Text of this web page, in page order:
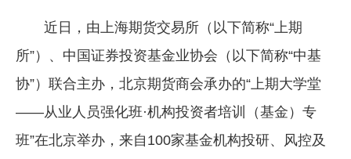
镁钛
地矿 建设
党建工作
企业文化
近日，由上海期货交易所（以下简称“上期
所”）、中国证券投资基金业协会（以下简称“中基
协”）联合主办，北京期货商会承办的“上期大学堂
——从业人员强化班·机构投资者培训（基金）专
班”在北京举办，来自100家基金机构投研、风控及